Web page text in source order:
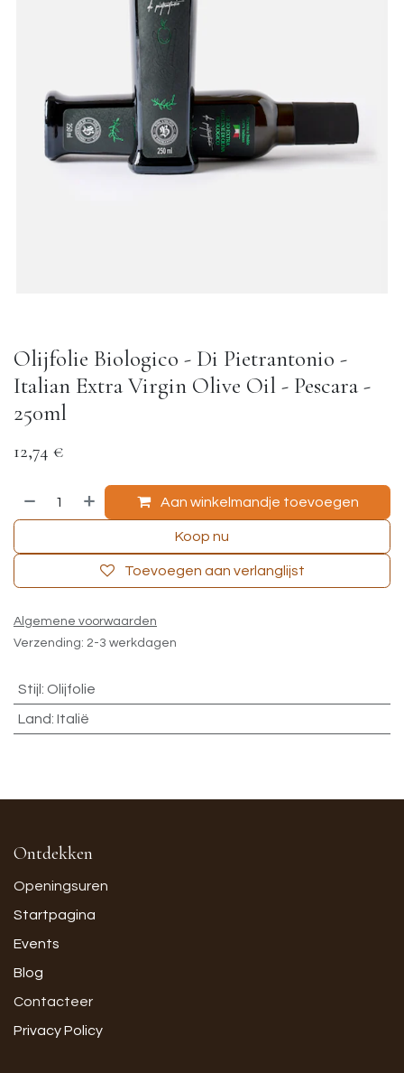
Olijfolie Biologico - Di Pietrantonio -
Italian Extra Virgin Olive Oil - Pescara -
250ml
12,74 €
Aan winkelmandje toevoegen
Koop nu
Toevoegen aan verlanglijst
Algemene voorwaarden
Verzending: 2-3 werkdagen
Stijl : Olijfolie
Land: Italië
Ontdekken
Openingsuren
Startpagina
Events
Blog
Contacteer
Privacy Policy